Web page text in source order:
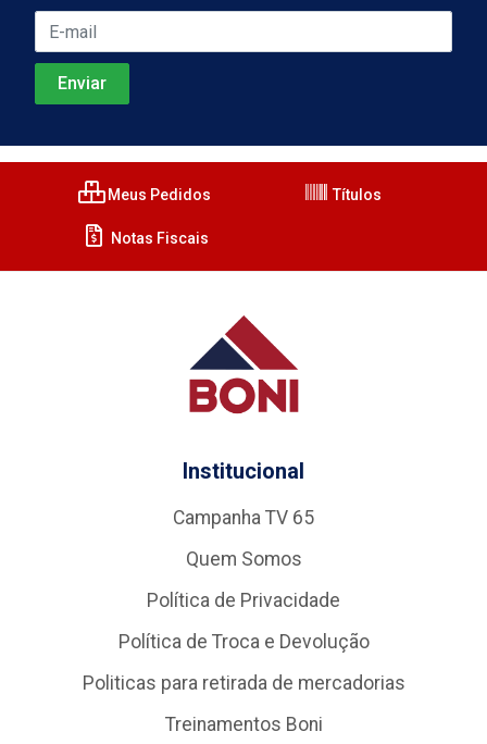
Meus Pedidos Títulos
Notas Fiscais
Institucional
Campanha TV 65
Quem Somos
Política de Privacidade
Política de Troca e Devolução
Politicas para retirada de mercadorias
Treinamentos Boni